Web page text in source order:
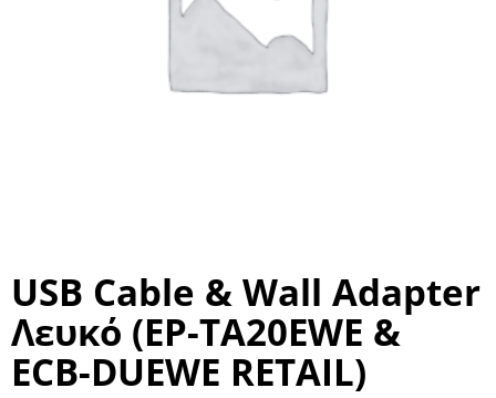
USB Cable & Wall Adapter
Λευκό (EP-TA20EWE &
ECB-DUEWE RETAIL)